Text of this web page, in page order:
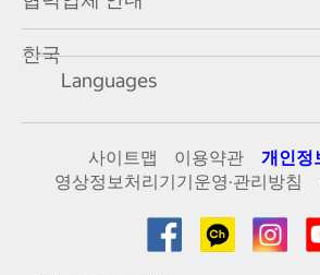
한국
Languages
사이트맵 이용약관
개인정
영상정보처리기기운영·관리방침